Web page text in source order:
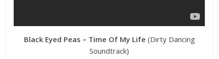
Black Eyed Peas – Time Of My Life (Dirty Dancing
Soundtrack)